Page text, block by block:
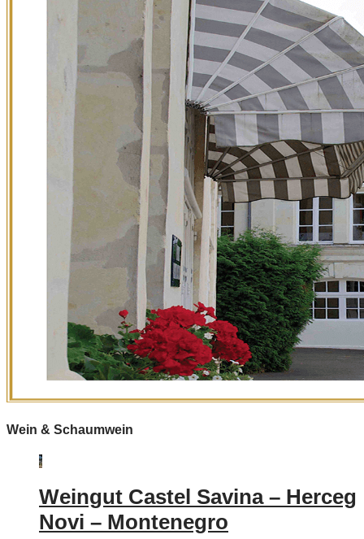
Wein & Schaumwein
Weingut Castel Savina – Herceg
Novi – Montenegro